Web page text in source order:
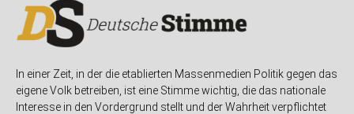
In einer Zeit, in der die etablierten Massenmedien Politik gegen das
eigene Volk betreiben, ist eine Stimme wichtig, die das nationale
Interesse in den Vordergrund stellt und der Wahrheit verpflichtet